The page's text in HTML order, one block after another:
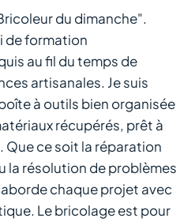
и стремятся к успеху.
историю Андрея из
время играл в Cat казино и
навыки. В итоге, Андрей смог
которая позволила ему
– купить роскошный
для Андрея стимулом
еще больших высот в
du dimanche".
de formation
au fil du temps de
artisanales. Je suis
à outils bien organisée
récupérés, prêt à
Que ce soit la réparation
la résolution de problèmes
chaque projet avec
Le bricolage est pour